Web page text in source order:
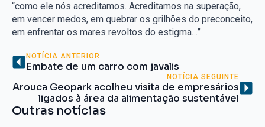
“como ele nós acreditamos. Acreditamos na superação,
em vencer medos, em quebrar os grilhões do preconceito,
em enfrentar os mares revoltos do estigma…”
NOTÍCIA ANTERIOR
Embate de um carro com javalis
NOTÍCIA SEGUINTE
Arouca Geopark acolheu visita de empresários
ligados à área da alimentação sustentável
Outras notícias